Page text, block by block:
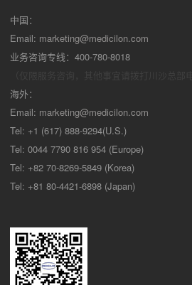
中国：
Email: marketing@medicilon.com
业务咨询专线：400-780-8018
海外：
Email: marketing@medicilon.com
Tel: +1 (617) 888-9294(U.S.)
Tel: 0044 7790 816 954 (Europe)
Tel: +82 70-8269-5849 (Korea)
Tel: +81 80-4421-6898 (Japan)